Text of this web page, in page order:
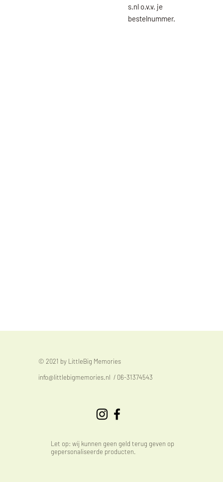
s.nl o.v.v. je
bestelnummer.
© 2021 by LittleBig Memories
info@littlebigmemories.nl / 06-31374543
Let op: wij kunnen geen geld terug geven op
gepersonaliseerde producten.